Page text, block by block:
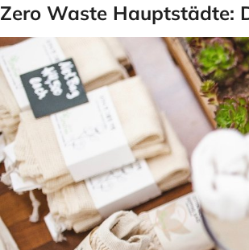
Zero Waste Hauptstädte: